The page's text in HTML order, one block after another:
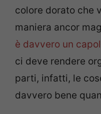
colore dorato che
maniera ancor
è davvero un
ci deve rendere
parti, infatti, le
davvero bene